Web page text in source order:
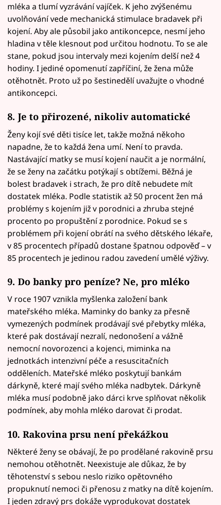
mléka a tlumí vyzrávání vajíček. K jeho zvýšenému
uvolňování vede mechanická stimulace bradavek při
kojení. Aby ale působil jako antikoncepce, nesmí jeho
hladina v těle klesnout pod určitou hodnotu. To se ale
stane, pokud jsou intervaly mezi kojením delší než 4
hodiny. I jediné opomenutí zapříčiní, že žena může
otěhotnět. Proto už po šestinedělí uvažujte o vhodné
antikoncepci.
8. Je to přirozené, nikoliv automatické
Ženy kojí své děti tisíce let, takže možná někoho
napadne, že to každá žena umí. Není to pravda.
Nastávající matky se musí kojení naučit a je normální,
že se ženy na začátku potýkají s obtížemi. Běžná je
bolest bradavek i strach, že pro dítě nebudete mít
dostatek mléka. Podle statistik až 50 procent žen má
problémy s kojením již v porodnici a zhruba stejné
procento po propuštění z porodnice. Pokud se s
problémem při kojení obrátí na svého dětského lékaře,
v 85 procentech případů dostane špatnou odpověď – v
85 procentech je jedinou radou zavedení umělé výživy.
9. Do banky pro peníze? Ne, pro mléko
V roce 1907 vznikla myšlenka založení bank
mateřského mléka. Maminky do banky za přesně
vymezených podmínek prodávají své přebytky mléka,
které pak dostávají nezralí, nedonošení a vážně
nemocní novorozenci a kojenci, miminka na
jednotkách intenzivní péče a resuscitačních
odděleních. Mateřské mléko poskytují bankám
dárkyně, které mají svého mléka nadbytek. Dárkyně
mléka musí podobně jako dárci krve splňovat několik
podmínek, aby mohla mléko darovat či prodat.
10. Rakovina prsu není překážkou
Některé ženy se obávají, že po prodělané rakovině prsu
nemohou otěhotnět. Neexistuje ale důkaz, že by
těhotenství s sebou neslo riziko opětovného
propuknutí nemoci či přenosu z matky na dítě kojením.
I jeden zdravý prs dokáže vyprodukovat dostatek